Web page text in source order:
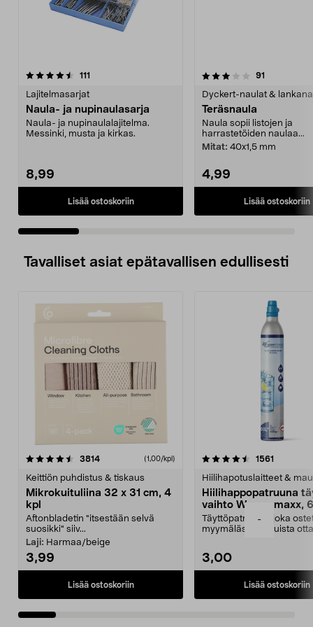
-
111
Lajitelmasarjat
Naula- ja nupinaulasarja
Naula- ja nupinaulalajitelma.
Messinki, musta ja kirkas.
8,99
Lisää ostoskoriin
3.5 viidestä
91
Dyckert-naulat &
Teräsnaula
Naula sopii listojen ja
harrastetöiden naulaa...
Mitat: 40x1,5 mm
4,99
Lisää ostoskoriin
3.5 viidestä
Tavalliset asiat epätavallisen edullisesti
3814arvostelut (1,00/kpl)
Keittiön puhdistus & tiskaus
Mikrokuituliina 32 x 31 cm, 4
kpl
Aftonbladetin "itsestään selvä
suosikki" siiv...
Laji: Harmaa/beige
3,99
Lisää ostoskoriin
4.5viidestä
1561
Hiilihapotuslaitteet &
Hiilihappopatruuna
vaihto Wassermaxx,
Täyttöpatruuna, joka
myymälästä – muista
3,00
Lisää ostoskoriin
4.5viidestä